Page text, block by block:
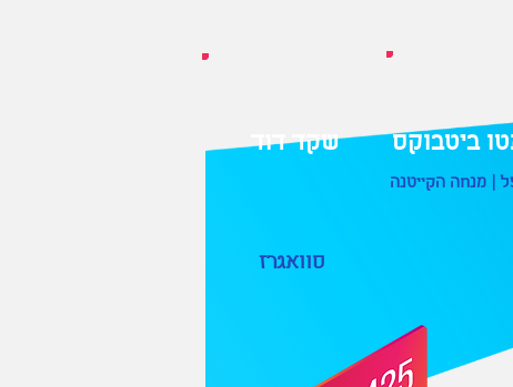
סוואגרז
שקד דוד
| מנחה הקייטנה
ביטבוקס